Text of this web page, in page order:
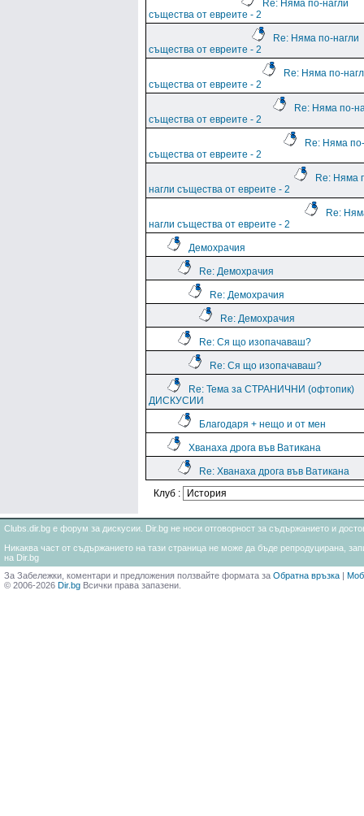
Re: Няма по-нагли
същества от евреите - 2
Re: Няма по-нагли
същества от евреите - 2
Re: Няма по-
същества от евреите - 2
Re: Няма по-
същества от евреите - 2
Re: Няма
същества от евреите - 2
Re: Няма
нагли същества от евреите - 2
Re:
нагли същества от евреите - 2
Демохрачия
Re: Демохрачия
Re: Демохрачия
Re: Демохрачия
Re: Ся що изопачаваш?
Re: Ся що изопачаваш?
Re: Тема за СТРАНИЧНИ (офтопик)
ДИСКУСИИ
Благодаря + нещо и от мен
Хванаха дрога във Ватикана
Re: Хванаха дрога във Ватикана
Клуб :
Clubs.dir.bg е форум за дискусии. Dir.bg не носи отговорност за съдържанието и
Никаква част от съдържанието на тази страница не може да бъде репродуцирана,
на Dir.bg
За Забележки, коментари и предложения ползвайте формата за Обратна връзка |
© 2006-2026 Dir.bg Всички права запазени.